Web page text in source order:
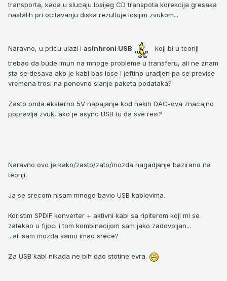
transporta, kada u slucaju losijeg CD transpota korekcija gresaka
nastalih pri ocitavanju diska rezultuje losijim zvukom...
Naravno, u pricu ulazi i asinhroni USB
koji bi u teoriji
trebao da bude imun na mnoge probleme u transferu, ali ne znam
sta se desava ako je kabl bas lose i jeftino uradjen pa se previse
vremena trosi na ponovno slanje paketa podataka?
Zasto onda eksterno 5V napajanje kod nekih DAC-ova znacajno
popravlja zvuk, ako je async USB tu da sve resi?
Naravno ovo je kako/zasto/zato/mozda nagadjanje bazirano na
teoriji.
Ja se srecom nisam mnogo bavio USB kablovima.
Koristim SPDIF konverter + aktivni kabl sa ripiterom koji mi se
zatekao u fijoci i tom kombinacijom sam jako zadovoljan...
...ali sam mozda samo imao srece?
Za USB kabl nikada ne bih dao stotine evra.